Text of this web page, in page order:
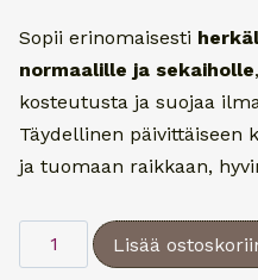
Sopii erinomaisesti
normaalille ja sekaiholle
kosteutusta ja suojaa
Täydellinen päivittäiseen
ja tuomaan raikkaan,
Esse
Hydro
Lisää